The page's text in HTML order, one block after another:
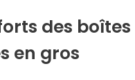
des boîtes
en gros